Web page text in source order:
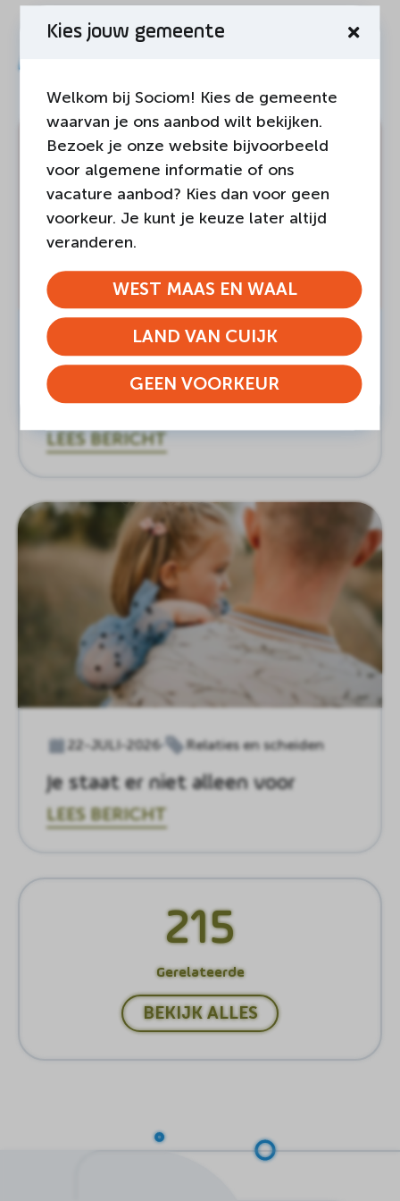
Ander nieuws
04-AUGUSTUS-2026 Land van Cuijk
Nieuwe plek voor Intercultureel
Centrum Safina
LEES BERICHT
22-JULI-2026 Relaties en scheiden
Je staat er niet alleen voor
LEES BERICHT
215
Gerelateerde
BEKIJK ALLES
Kies jouw gemeente
Welkom bij Sociom! Kies de gemeente
waarvan je ons aanbod wilt bekijken.
Bezoek je onze website bijvoorbeeld
voor algemene informatie of ons
vacature aanbod? Kies dan voor geen
voorkeur. Je kunt je keuze later altijd
veranderen.
WEST MAAS EN WAAL
LAND VAN CUIJK
GEEN VOORKEUR